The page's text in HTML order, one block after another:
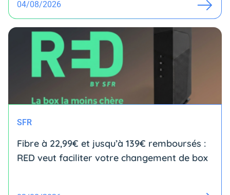
04/08/2026
SFR
Fibre à 22,99€ et jusqu’à 139€ remboursés :
RED veut faciliter votre changement de box